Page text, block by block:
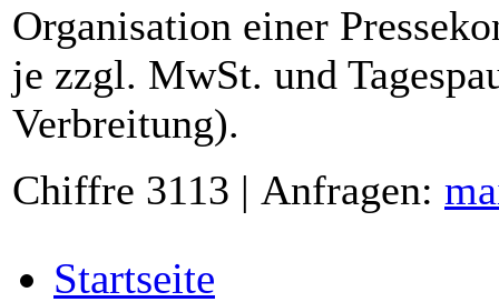
Organisation einer
je zzgl. MwSt. und
Verbreitung).
Chiffre 3113 | Anfragen:
Startseite